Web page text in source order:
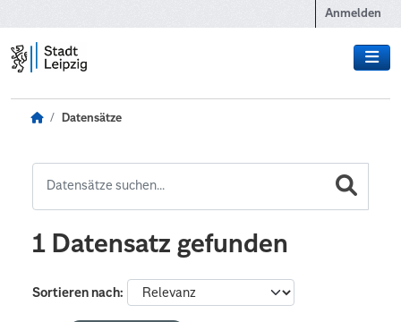
Anmelden
Datensätze
1 Datensatz gefunden
Sortieren nach